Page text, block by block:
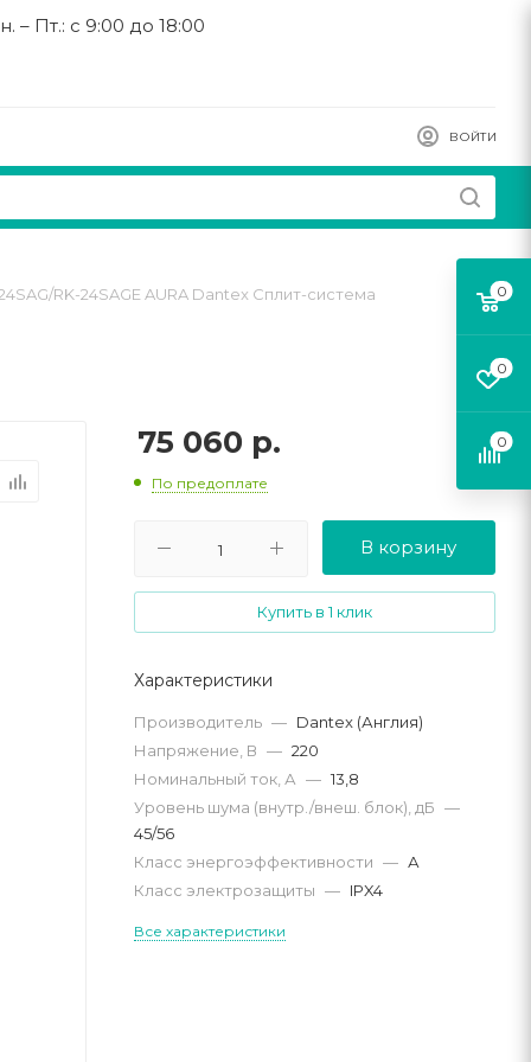
– Пт.: с 9:00 до 18:00
ВОЙТИ
RK-24SAGE AURA Dantex Сплит-система
75 060 р.
По предоплате
В корзину
Купить в 1 клик
Характеристики
Производитель — Dantex (Англия)
Напряжение, В — 220
Номинальный ток, А — 13,8
Уровень шума (внутр./внеш. блок), дБ —
45/56
Класс энергоэффективности — А
Класс электрозащиты — IPX4
Все характеристики
0
0
0